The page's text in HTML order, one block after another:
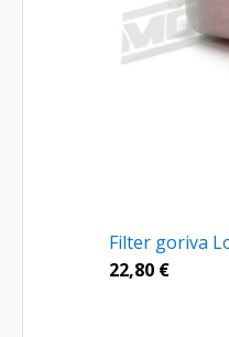
Filter goriva
22,80 €